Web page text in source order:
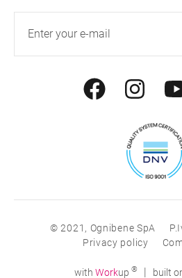
© 2021, Ognibene SpA
Privacy policy
with Workup ® | built